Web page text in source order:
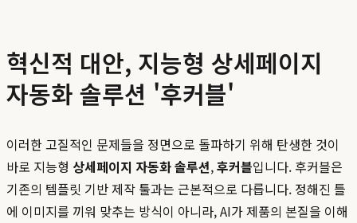
혁신적 대안, 지능형 상세페이지
자동화 솔루션 '후커블'
이러한 고질적인 문제들을 정면으로 돌파하기 위해 탄생한 것이
바로 지능형 상세페이지 자동화 솔루션,후커블입니다. 후커블은
기존의 템플릿 기반 제작 툴과는 근본적으로 다릅니다. 정해진 틀
에 이미지를 끼워 맞추는 방식이 아니라, AI가 제품의 본질을 이해